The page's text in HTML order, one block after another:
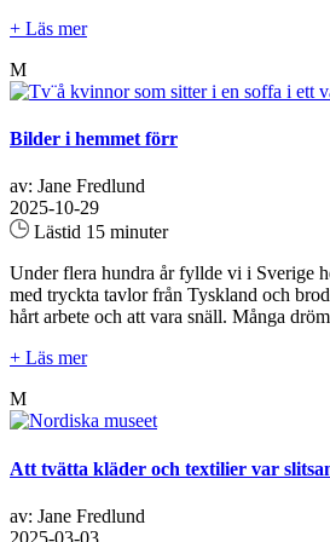
+ Läs mer
M
Bilder i hemmet förr
av: Jane Fredlund
2025-10-29
Lästid 15 minuter
Under flera hundra år fyllde vi i Sverige
med tryckta tavlor från Tyskland och
hårt arbete och att vara snäll. Många
+ Läs mer
M
Att tvätta kläder och textilier var
av: Jane Fredlund
2025-03-03